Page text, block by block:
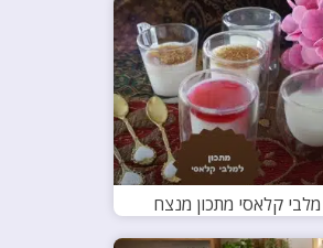
מלבי קלאסי מתכון מנצח